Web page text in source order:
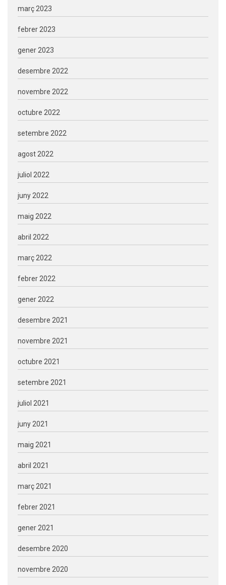
març 2023
febrer 2023
gener 2023
desembre 2022
novembre 2022
octubre 2022
setembre 2022
agost 2022
juliol 2022
juny 2022
maig 2022
abril 2022
març 2022
febrer 2022
gener 2022
desembre 2021
novembre 2021
octubre 2021
setembre 2021
juliol 2021
juny 2021
maig 2021
abril 2021
març 2021
febrer 2021
gener 2021
desembre 2020
novembre 2020